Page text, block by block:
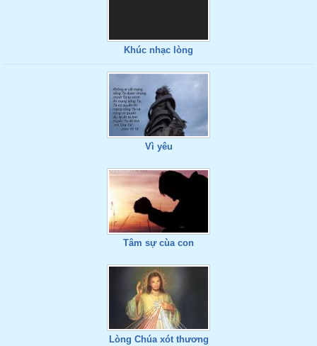
Khúc nhạc lòng
Vì yêu
Tâm sự cùa con
Lòng Chúa xót thương